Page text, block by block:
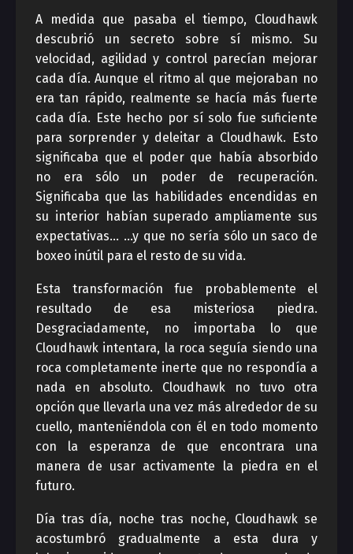
A medida que pasaba el tiempo, Cloudhawk
descubrió un secreto sobre sí mismo. Su
velocidad, agilidad y control parecían mejorar
cada día. Aunque el ritmo al que mejoraban no
era tan rápido, realmente se hacía más fuerte
cada día. Este hecho por sí solo fue suficiente
para sorprender y deleitar a Cloudhawk. Esto
significaba que el poder que había absorbido
no era sólo un poder de recuperación.
Significaba que las habilidades encendidas en
su interior habían superado ampliamente sus
expectativas… …y que no sería sólo un saco de
boxeo inútil para el resto de su vida.
Esta transformación fue probablemente el
resultado de esa misteriosa piedra.
Desgraciadamente, no importaba lo que
Cloudhawk intentara, la roca seguía siendo una
roca completamente inerte que no respondía a
nada en absoluto. Cloudhawk no tuvo otra
opción que llevarla una vez más alrededor de su
cuello, manteniéndola con él en todo momento
con la esperanza de que encontrara una
manera de usar activamente la piedra en el
futuro.
Día tras día, noche tras noche, Cloudhawk se
acostumbró gradualmente a esta dura y